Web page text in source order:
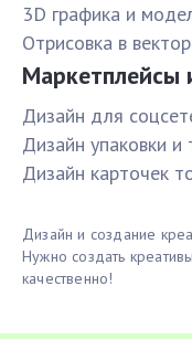
3D графика и
Отрисовка в
Маркетплейсы
Дизайн для
Дизайн упаковки и
Дизайн карточек
Дизайн и создание
Нужно создать
качественно!